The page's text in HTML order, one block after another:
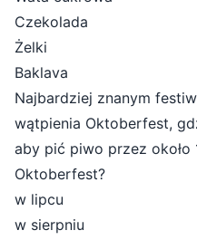
Czekolada
Żelki
Baklava
Najbardziej znanym
wątpienia Oktoberfest,
aby pić piwo przez około
Oktoberfest?
w lipcu
w sierpniu